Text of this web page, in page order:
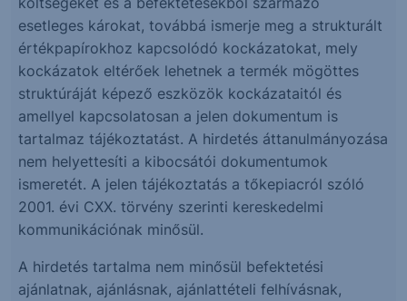
esetleges károkat, továbbá ismerje meg a strukturált
értékpapírokhoz kapcsolódó kockázatokat, mely
kockázatok eltérőek lehetnek a termék mögöttes
struktúráját képező eszközök kockázataitól és
amellyel kapcsolatosan a jelen dokumentum is
tartalmaz tájékoztatást. A hirdetés áttanulmányozása
nem helyettesíti a kibocsátói dokumentumok
ismeretét. A jelen tájékoztatás a tőkepiacról szóló
2001. évi CXX. törvény szerinti kereskedelmi
kommunikációnak minősül.
A hirdetés tartalma nem minősül befektetési
ajánlatnak, ajánlásnak, ajánlattételi felhívásnak,